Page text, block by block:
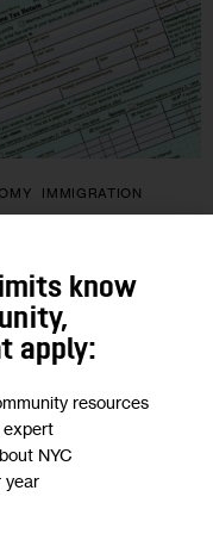
IMMIGRATION
afectó
2021, el nivel de
aumentó,
Si bien todos
know
apply:
resources
expert
NYC
year